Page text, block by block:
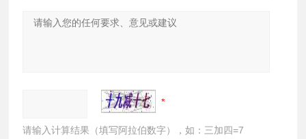
请输入计算结果（填写阿拉伯数字），如：三加四=7